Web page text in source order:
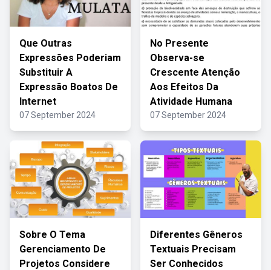
Que Outras
Expressões Poderiam
Substituir A
Expressão Boatos De
Internet
07 September 2024
No Presente
Observa-se
Crescente Atenção
Aos Efeitos Da
Atividade Humana
07 September 2024
Sobre O Tema
Gerenciamento De
Projetos Considere
Diferentes Gêneros
Textuais Precisam
Ser Conhecidos